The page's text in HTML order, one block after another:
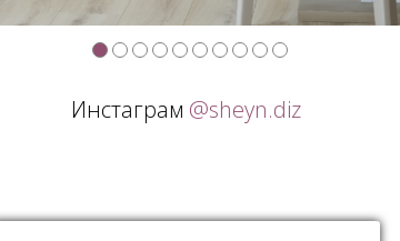
Инстаграм @sheyn.diz